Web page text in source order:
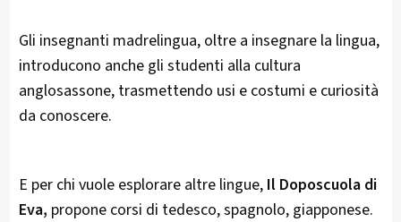
Gli insegnanti madrelingua, oltre a insegnare la lingua,
introducono anche gli studenti alla cultura
anglosassone, trasmettendo usi e costumi e curiosità
da conoscere.
E per chi vuole esplorare altre lingue, Il Doposcuola di
Eva, propone corsi di tedesco, spagnolo, giapponese.